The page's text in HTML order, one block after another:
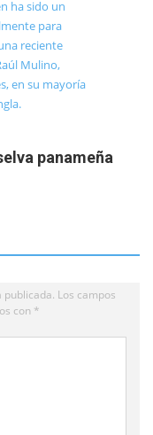
panameña
publicada. Los campos
con *